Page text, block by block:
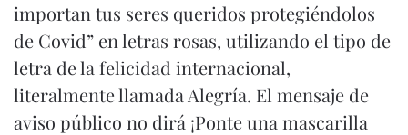
importan tus seres queridos protegiéndolos
de Covid” en letras rosas, utilizando el tipo de
letra de la felicidad internacional,
literalmente llamada Alegría. El mensaje de
aviso público no dirá ¡Ponte una mascarilla